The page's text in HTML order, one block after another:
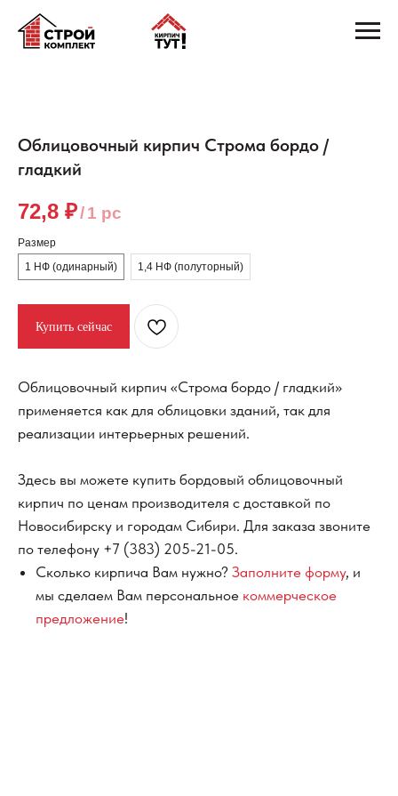
Облицовочный кирпич Строма бордо /
гладкий
72,8 ₽/1 pc
Размер
1 НФ (одинарный)
1,4 НФ (полуторный)
Купить сейчас
Облицовочный кирпич «Строма бордо / гладкий»
применяется как для облицовки зданий, так для
реализации интерьерных решений.
Здесь вы можете купить бордовый облицовочный
кирпич по ценам производителя с доставкой по
Новосибирску и городам Сибири. Для заказа звоните
по телефону +7 (383) 205-21-05.
Сколько кирпича Вам нужно? Заполните форму, и
мы сделаем Вам персональное коммерческое
предложение!